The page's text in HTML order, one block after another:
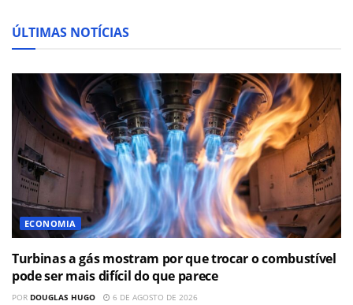
ÚLTIMAS NOTÍCIAS
ECONOMIA
Turbinas a gás mostram por que trocar o combustível
pode ser mais difícil do que parece
POR DOUGLAS HUGO 6 DE AGOSTO DE 2026